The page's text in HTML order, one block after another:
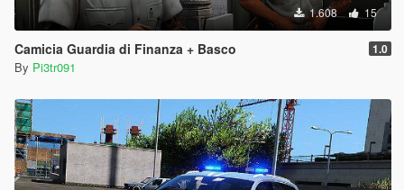
1.608 15
Camicia Guardia di Finanza + Basco 1.0
By Pi3tr091